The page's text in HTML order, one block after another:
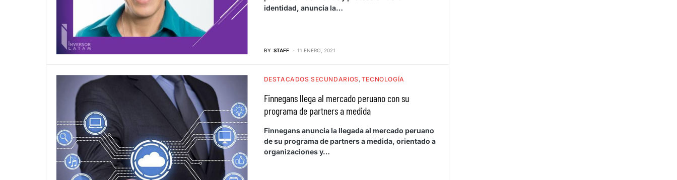
identidad, anuncia la…
BY STAFF 11 ENERO, 2021
DESTACADOS SECUNDARIOS TECNOLOGÍA
Finnegans llega al mercado peruano con su
programa de partners a medida
Finnegans anuncia la llegada al mercado peruano
de su programa de partners a medida, orientado a
organizaciones y…